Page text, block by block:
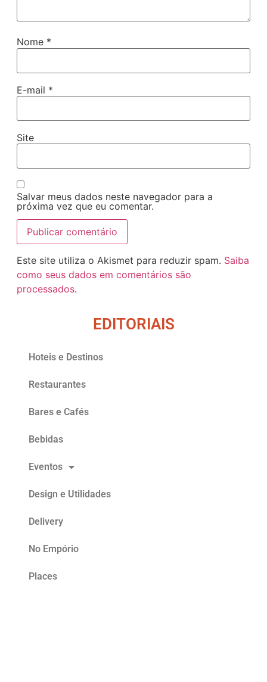
Nome *
E-mail *
Site
Salvar meus dados neste navegador para a
próxima vez que eu comentar.
Este site utiliza o Akismet para reduzir spam. Saiba
como seus dados em comentários são
processados.
EDITORIAIS
Hoteis e Destinos
Restaurantes
Bares e Cafés
Bebidas
Eventos
Design e Utilidades
Delivery
No Empório
Places